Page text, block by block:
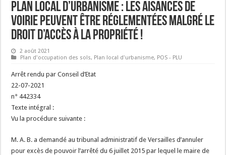
Plan Local d’Urbanisme : les aisances de
voirie peuvent être réglementées malgré le
droit d’accès à la propriété !
2 août 2021
Plan d'occupation des sols, Plan local d'urbanisme, POS - PLU
Arrêt rendu par Conseil d’Etat
22-07-2021
n° 442334
Texte intégral :
Vu la procédure suivante :
M. A. B. a demandé au tribunal administratif de Versailles d’annuler
pour excès de pouvoir l’arrêté du 6 juillet 2015 par lequel le maire de